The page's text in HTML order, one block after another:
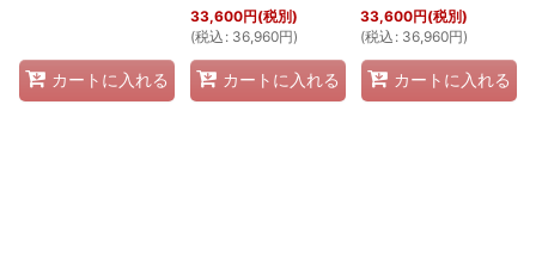
カートに入れる
33,600円(税別)
(税込 : 36,960円)
カートに入れる
33,600円(税別)
(税込 : 36,960円)
カートに入れる